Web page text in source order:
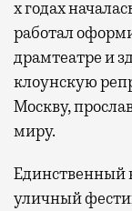
х годах
работал
драмтеатре и
клоунскую
Москву,
миру.
Единственный
уличный